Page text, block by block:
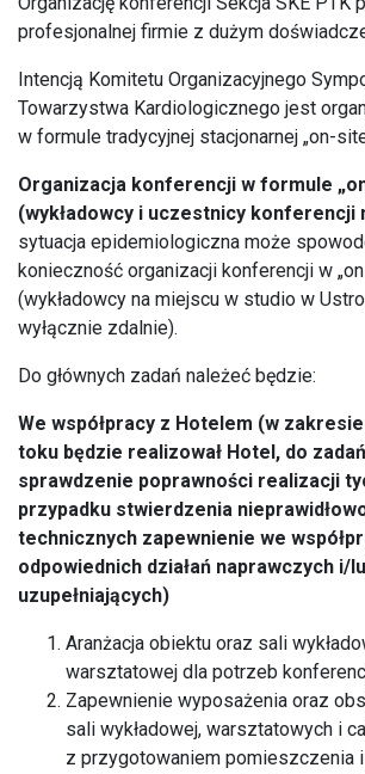
profesjonalnej firmie z dużym
Intencją Komitetu Organizacyjnego
Towarzystwa Kardiologicznego jest
w formule tradycyjnej stacjonarnej „on-
Organizacja konferencji w formule
(wykładowcy i uczestnicy konferencji
sytuacja epidemiologiczna może
konieczność organizacji konferencji w
(wykładowcy na miejscu w studio w
wyłącznie zdalnie).
Do głównych zadań należeć będzie:
We współpracy z Hotelem (w
toku będzie realizował Hotel, do
sprawdzenie poprawności realizacji
przypadku stwierdzenia
technicznych zapewnienie we
odpowiednich działań naprawczych i/
uzupełniających)
Aranżacja obiektu oraz sali
warsztatowej dla potrzeb
Zapewnienie wyposażenia oraz
sali wykładowej, warsztatowych i
z przygotowaniem pomieszczenia